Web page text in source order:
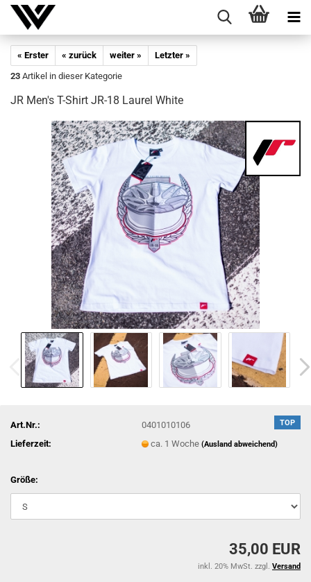
« Erster « zurück weiter »
Letzter »
23 Artikel in dieser Kategorie
JR Men's T-​Shirt JR-18 Lau­rel White
TOP
Art.Nr.:
0401010106
Lieferzeit:
ca. 1 Woche(Ausland abweichend)
Größe:
35,00 EUR
inkl. 20% MwSt. zzgl. Versand